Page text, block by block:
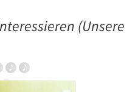
(Unsere